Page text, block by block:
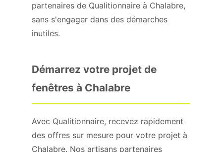
partenaires de Qualitionnaire à Chalabre,
sans s'engager dans des démarches
inutiles.
Démarrez votre projet de
fenêtres à Chalabre
Avec Qualitionnaire, recevez rapidement
des offres sur mesure pour votre projet à
Chalabre. Nos artisans partenaires